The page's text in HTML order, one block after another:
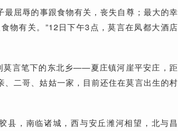
屈辱的事跟食物有关，丧失自尊；最大的幸
物有关。”12日下午3点，莫言在凤都大酒店
莫言笔下的东北乡——夏庄镇河崖平安庄，距
二哥、姑姑一家，目前还住在莫言出生的村
县，南临诸城，西与安丘潍河相望，北与昌